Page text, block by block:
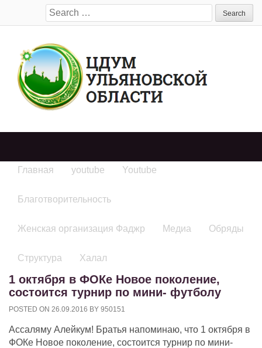
Search
for:
Главная youtube Youtube
Благотворительность
Женская организация Фаджр Медиа Обряды
Структура Халал
1 октября в ФОКе Новое поколение,
состоится турнир по мини- футболу
POSTED ON 26.09.2016 BY 950151
Ассаляму Алейкум! Братья напоминаю, что 1 октября в
ФОКе Новое поколение, состоится турнир по мини-